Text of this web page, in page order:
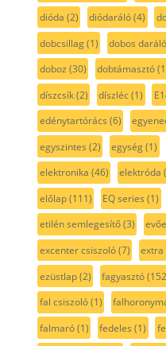
dióda (2) diódaráló(4)
dobcsillag(1) dobos daráló
doboz (30) dobtámasztó
díszcsík(2) díszléc(1)
edénytartórács (6)
egyszintes (2) egység(1)
elektronika (46) elektróda
előlap(111) EQ series (1)
etilén semlegesítő(3)
excenter csiszoló(7) extra
ezüstlap(2) fagyasztó
fal csiszoló(1)
falmaró(1) fedeles (1)